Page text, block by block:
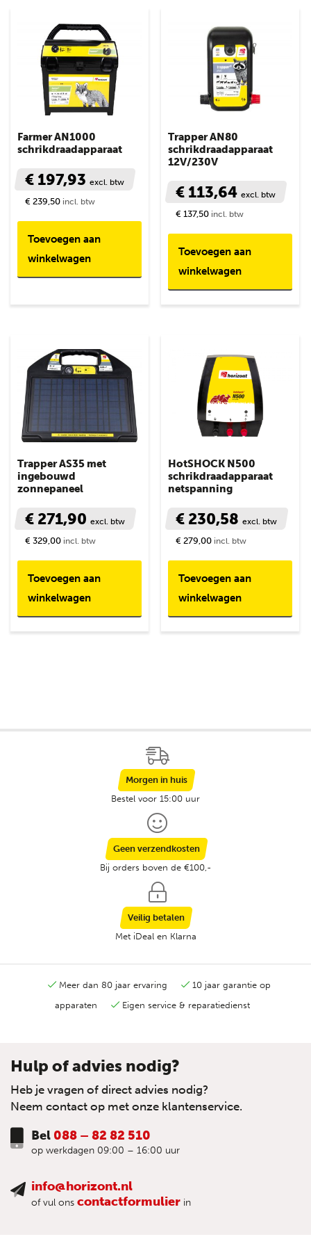
Farmer AN1000
schrikdraadapparaat
€ 197,93 excl. btw
€ 239,50 incl. btw
Toevoegen aan
winkelwagen
Trapper AN80
schrikdraadapparaat
12V/230V
€ 113,64excl. btw
€ 137,50 incl. btw
Toevoegen aan
winkelwagen
Trapper AS35 met
ingebouwd
zonnepaneel
€ 271,90 excl. btw
€ 329,00 incl. btw
Toevoegen aan
winkelwagen
HotSHOCK N500
schrikdraadapparaat
netspanning
€ 230,58excl. btw
€ 279,00 incl. btw
Toevoegen aan
winkelwagen
Morgen in huis
Bestel voor 15:00 uur
Geen verzendkosten
Bij orders boven de €100,-
Veilig betalen
Met iDeal en Klarna
Meer dan 80 jaar ervaring
10 jaar garantie op
apparaten
Eigen service & reparatiedienst
Hulp of advies nodig?
Heb je vragen of direct advies nodig?
Neem contact op met onze klantenservice.
Bel 088 – 82 82 510
op werkdagen 09:00 – 16:00 uur
info@horizont.nl
of vul ons contactformulier in